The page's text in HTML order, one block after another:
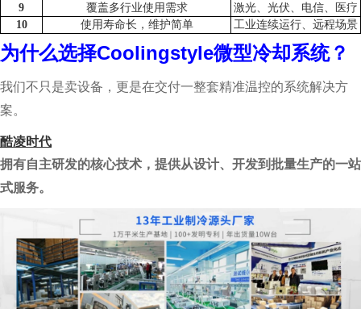
9
覆盖多行业使用需求
激光、光伏、电信、医疗
10
使用寿命长，维护简单 工业连续运行、远程场景
为什么选择Coolingstyle微型冷却系统？
我们不只是卖设备，更是在交付一整套精准温控的系统解决方
案。
酷凌时代
拥有自主研发的核心技术，提供从设计、开发到批量生产的一站
式服务。